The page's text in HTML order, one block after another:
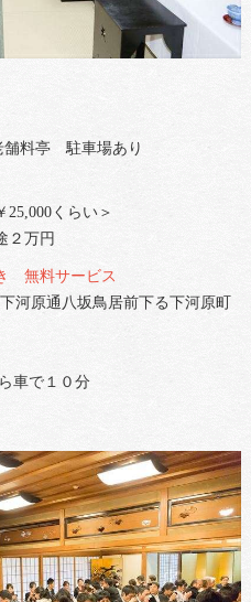
料亭 駐車場あり
くらい＞
２万円
無料サービス
河原通八坂鳥居前下る下河原町
車で１０分